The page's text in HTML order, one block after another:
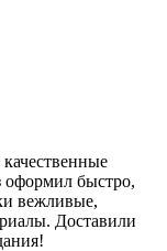
оформил быстро,
вежливые,
Доставили